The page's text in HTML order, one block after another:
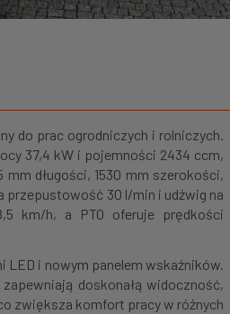
do prac ogrodniczych i rolniczych.
37,4 kW i pojemności 2434 ccm,
długości, 1530 mm szerokości,
przepustowość 30 l/min i udźwig na
km/h, a PTO oferuje prędkości
LED i nowym panelem wskaźników.
doskonałą widoczność,
zwiększa komfort pracy w różnych